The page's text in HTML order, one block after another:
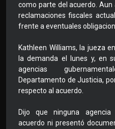
como parte del acuerdo. Aun
reclamaciones fiscales
frente a eventuales
Kathleen Williams, la jueza
la demanda el lunes y, en
agencias
Departamento de Justicia,
respecto al acuerdo.
Dijo que ninguna agencia
acuerdo ni presentó